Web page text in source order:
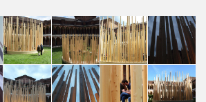
Radura
Marica
Magnifico
Radura
Marica
Magnifico
Radura
Joanna
Ladesma
Radura
Daniela
Lancellotti